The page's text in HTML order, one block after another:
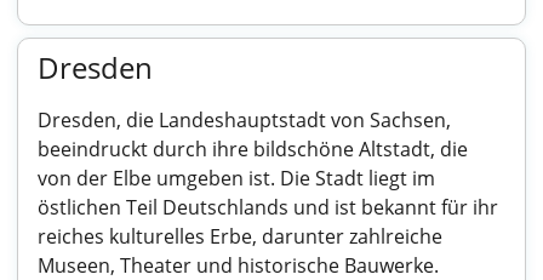
Dresden
Dresden, die Landeshauptstadt von Sachsen,
beeindruckt durch ihre bildschöne Altstadt, die
von der Elbe umgeben ist. Die Stadt liegt im
östlichen Teil Deutschlands und ist bekannt für ihr
reiches kulturelles Erbe, darunter zahlreiche
Museen, Theater und historische Bauwerke.